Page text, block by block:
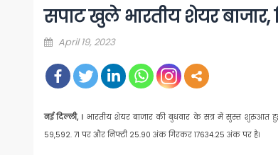
सपाट खुले भारतीय शेयर
Posted
April 19, 2023
नई दिल्ली, । भारतीय शेयर बाजार की बुधवार के सत्र में सुस्त
59,592. 71 पर और निफ्टी 25.90 अंक गिरकर 17634.25 अंक पर है।